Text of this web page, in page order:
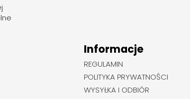
Informacje
REGULAMIN
POLITYKA PRYWATNOŚCI
WYSYŁKA I ODBIÓR